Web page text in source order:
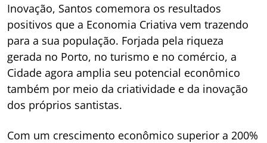
Inovação, Santos comemora os resultados
positivos que a Economia Criativa vem trazendo
para a sua população. Forjada pela riqueza
gerada no Porto, no turismo e no comércio, a
Cidade agora amplia seu potencial econômico
também por meio da criatividade e da inovação
dos próprios santistas.
Com um crescimento econômico superior a 200%